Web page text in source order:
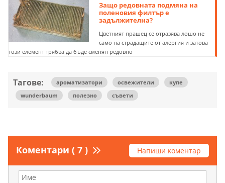
Защо редовната подмяна на
поленовия филтър е
задължителна?
Цветният прашец се отразява лошо не
само на страдащите от алергия и затова
този елемент трябва да бъде сменян редовно
Тагове: ароматизатори освежители
купе
wunderbaum
полезно съвети
Коментари ( 7 ) Напиши коментар